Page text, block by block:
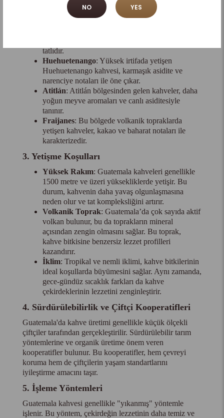
NO YES
farklı tat profillerine sahiptir:
: En bilinen bölgelerden biridir. Bu
tatlıdır.
Huehuetenango: Yüksek irtifada yetişen
Huehuetenango kahvesi, karmaşık asidite ve
narenciye notaları ile öne çıkar.
Atitlán: Atitlán bölgesinden gelen kahveler, daha
yoğun meyve aromaları ve canlı asiditesiyle
tanınır.
Fraijanes: Bu bölgede volkanik topraklarda
yetişen kahveler, kakao ve baharat notaları ile
karakterizedir.
3. Yetişme Koşulları
Yüksek Rakım: Guatemala kahveleri genellikle
1500 metre ve üzeri yüksekliklerde yetişir. Bu
durum, kahvenin daha yavaş olgunlaşmasına
neden olur ve tat kompleksliğini artırır.
Volkanik Toprak: Guatemala’da çok sayıda aktif
volkan bulunur, bu da toprakların mineral
açısından zengin olmasını sağlar. Bu toprak,
kahve bitkisine benzersiz lezzet profilleri
kazandırır.
İklim: Tropikal ve nemli iklimi, kahve bitkilerinin
ideal koşullarda büyümesini sağlar. Aynı zamanda,
gece-gündüz sıcaklık farkları da kahve
çekirdeklerinin lezzetini zenginleştirir.
4. Sürdürülebilirlik ve Çiftçi Kooperatifleri
Guatemala'da kahve üretimi genellikle küçük ölçekli
çiftçiler tarafından gerçekleştirilir. Sürdürülebilir tarım
yöntemlerine ve organik üretime önem veren
kooperatifler bulunur. Bu kooperatifler, hem çevreyi
koruma hem de çiftçilerin yaşam standartlarını
iyileştirme amacını taşır.
5. İşleme Yöntemleri
Guatemala kahvesi genellikle "yıkanmış" yöntemle
işlenir. Bu yöntem, çekirdeğin lezzetinin daha temiz ve